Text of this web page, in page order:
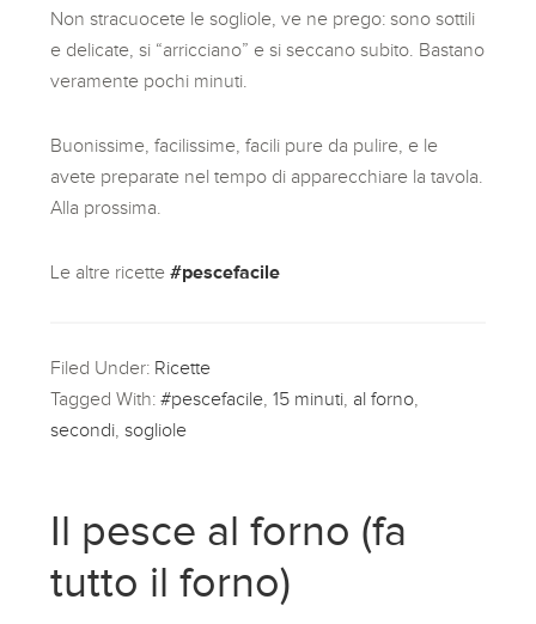
Non stracuocete le sogliole, ve ne prego: sono sottili
e delicate, si “arricciano” e si seccano subito. Bastano
veramente pochi minuti.
Buonissime, facilissime, facili pure da pulire, e le
avete preparate nel tempo di apparecchiare la tavola.
Alla prossima.
Le altre ricette#pescefacile
Filed Under: Ricette
Tagged With:#pescefacile,15 minuti, al forno,
secondi,sogliole
Il pesce al forno (fa
tutto il forno)